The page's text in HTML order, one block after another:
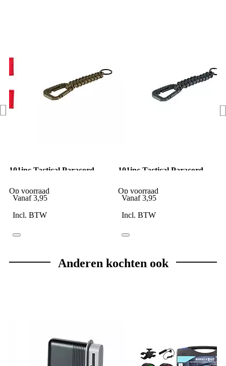
101inc Tactical Paracord
Op voorraad
Vanaf 3,95
Incl. BTW
101inc Tactical Paracord
Op voorraad
Vanaf 3,95
Incl. BTW
Anderen kochten ook